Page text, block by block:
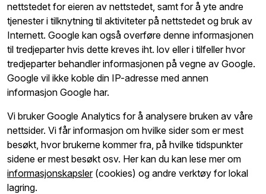
nettstedet for eieren av nettstedet, samt for å yte andre
tjenester i tilknytning til aktiviteter på nettstedet og bruk av
Internett. Google kan også overføre denne informasjonen
til tredjeparter hvis dette kreves iht. lov eller i tilfeller hvor
tredjeparter behandler informasjonen på vegne av Google.
Google vil ikke koble din IP-adresse med annen
informasjon Google har.
Vi bruker Google Analytics for å analysere bruken av våre
nettsider. Vi får informasjon om hvilke sider som er mest
besøkt, hvor brukerne kommer fra, på hvilke tidspunkter
sidene er mest besøkt osv. Her kan du kan lese mer om
informasjonskapsler(cookies) og andre verktøy for lokal
lagring.